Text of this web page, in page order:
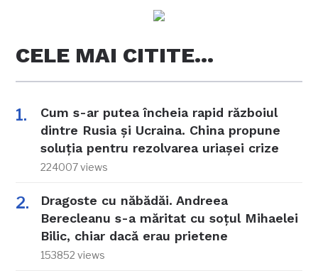
CELE MAI CITITE…
Cum s-ar putea încheia rapid războiul
dintre Rusia și Ucraina. China propune
soluția pentru rezolvarea uriașei crize
224007 views
Dragoste cu năbădăi. Andreea
Berecleanu s-a măritat cu soțul Mihaelei
Bilic, chiar dacă erau prietene
153852 views